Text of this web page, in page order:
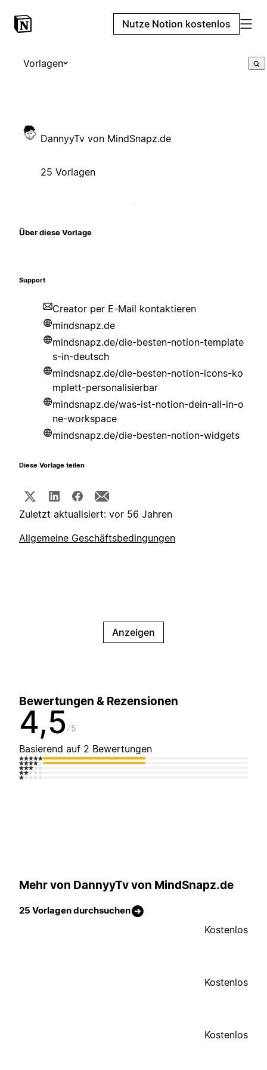
Nutze Notion kostenlos
Vorlagen
DannyyTv von MindSnapz.de
25 Vorlagen
Über diese Vorlage
Support
Creator per E-Mail kontaktieren
mindsnapz.de
mindsnapz.de/die-besten-notion-template
s-in-deutsch
mindsnapz.de/die-besten-notion-icons-ko
mplett-personalisierbar
mindsnapz.de/was-ist-notion-dein-all-in-o
ne-workspace
mindsnapz.de/die-besten-notion-widgets
Diese Vorlage teilen
Zuletzt aktualisiert: vor 56 Jahren
Allgemeine Geschäftsbedingungen
Anzeigen
Bewertungen & Rezensionen
4,5 5
Basierend auf 2 Bewertungen
Mehr von DannyyTv von MindSnapz.de
25 Vorlagen durchsuchen
Kostenlos
Kostenlos
Kostenlos